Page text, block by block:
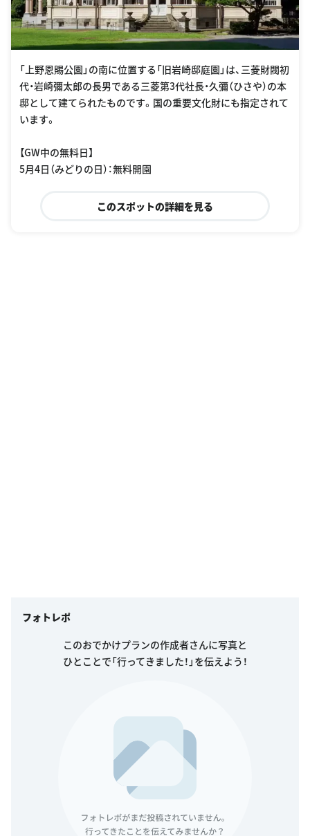
「上野恩賜公園」の南に位置する「旧岩崎邸庭園」は、三菱財閥初
代・岩崎彌太郎の長男である三菱第3代社長・久彌（ひさや）の本
邸として建てられたものです。国の重要文化財にも指定されて
います。
【GW中の無料日】
5月4日（みどりの日）：無料開園
このスポットの詳細を見る
フォトレポ
このおでかけプランの作成者さんに写真と
ひとことで「行ってきました！」を伝えよう！